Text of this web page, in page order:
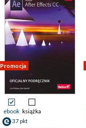
Promocja
ebook książka
37 pkt